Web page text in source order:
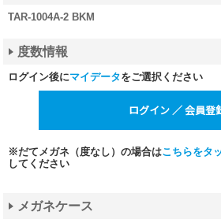
TAR-1004A-2 BKM
度数情報
ログイン後にマイデータをご選択ください
※だてメガネ（度なし）の場合はこちらをタ
してください
メガネケース